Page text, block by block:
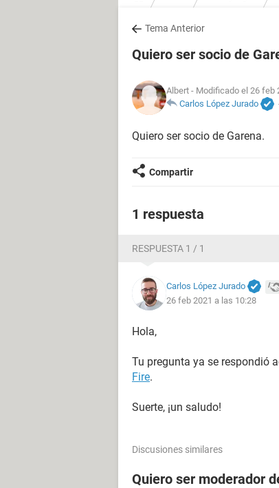
Tema Anterior
Quiero ser socio de
Albert - Modificado el 26 feb
Carlos López Jurado
Quiero ser socio de Garena.
Compartir
1 respuesta
RESPUESTA 1 / 1
Carlos López Jurado
26 feb 2021 a las 10:28
Hola,
Tu pregunta ya se respondió
Fire.
Suerte, ¡un saludo!
Discusiones similares
Quiero ser moderador